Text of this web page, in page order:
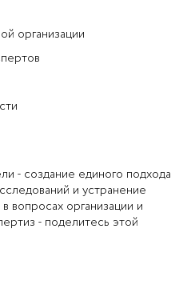
организации
- создание единого подхода
и устранение
вопросах организации и
- поделитесь этой